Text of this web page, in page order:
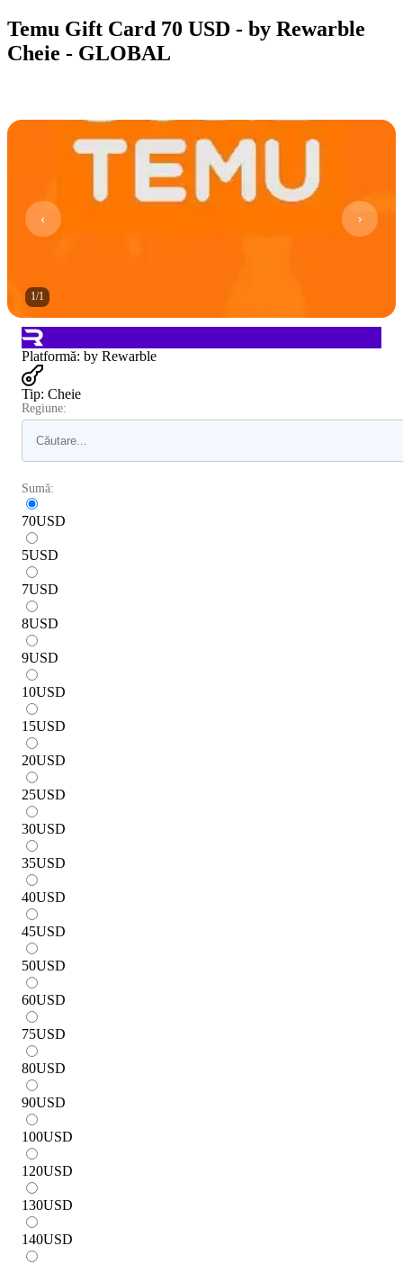
Temu Gift Card 70 USD - by Rewarble
Cheie - GLOBAL
1/1
Platformă: by Rewarble
Tip: Cheie
Regiune:
Sumă:
70USD
5USD
7USD
8USD
9USD
10USD
15USD
20USD
25USD
30USD
35USD
40USD
45USD
50USD
60USD
75USD
80USD
90USD
100USD
120USD
130USD
140USD